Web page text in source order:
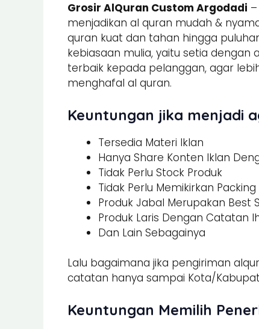
Grosir AlQuran Custom Argodadi
menjadikan al quran mudah &
quran kuat dan tahan hingga
kebiasaan mulia, yaitu setia dengan
terbaik kepada pelanggan, agar
menghafal al quran.
Keuntungan jika menjadi
Tersedia Materi Iklan
Hanya Share Konten Iklan
Tidak Perlu Stock Produk
Tidak Perlu Memikirkan
Produk Jabal Merupakan Best
Produk Laris Dengan Catatan
Dan Lain Sebagainya
Lalu bagaimana jika pengiriman
catatan hanya sampai Kota/
Keuntungan Memilih